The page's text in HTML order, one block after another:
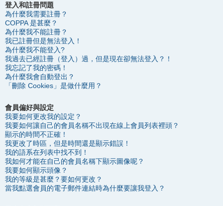
登入和註冊問題
為什麼我需要註冊？
COPPA 是甚麼？
為什麼我不能註冊？
我已註冊但是無法登入！
為什麼我不能登入?
我過去已經註冊（登入）過，但是現在卻無法登入？！
我忘記了我的密碼！
為什麼我會自動登出？
「刪除 Cookies」是做什麼用？
會員偏好與設定
我要如何更改我的設定？
我要如何讓自己的會員名稱不出現在線上會員列表裡頭？
顯示的時間不正確！
我更改了時區，但是時間還是顯示錯誤！
我的語系在列表中找不到！
我如何才能在自己的會員名稱下顯示圖像呢？
我要如何顯示頭像？
我的等級是甚麼？要如何更改？
當我點選會員的電子郵件連結時為什麼要讓我登入？